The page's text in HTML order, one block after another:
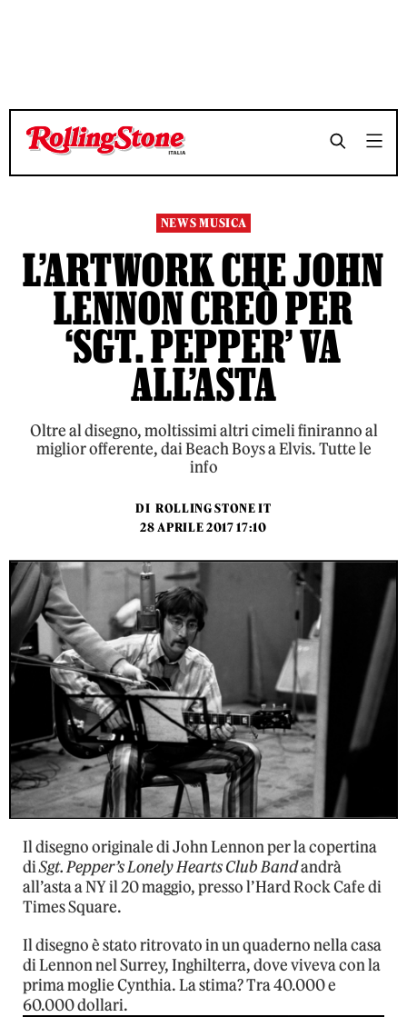
NEWS MUSICA
L’ARTWORK CHE JOHN
LENNON CREÒ PER
‘SGT. PEPPER’ VA
ALL’ASTA
Oltre al disegno, moltissimi altri cimeli finiranno al
miglior offerente, dai Beach Boys a Elvis. Tutte le
info
DI ROLLING STONE IT
28 APRILE 2017 17:10
Il disegno originale di John Lennon per la copertina
diSgt. Pepper’s Lonely Hearts Club Bandandrà
all’asta a NY il 20 maggio, presso l’Hard Rock Cafe di
Times Square.
Il disegno è stato ritrovato in un quaderno nella casa
di Lennon nel Surrey, Inghilterra, dove viveva con la
prima moglie Cynthia. La stima? Tra 40.000 e
60.000 dollari.